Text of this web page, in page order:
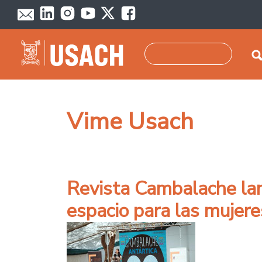
Pasar al contenido principal
Vime Usach
Revista Cambalache
espacio para las